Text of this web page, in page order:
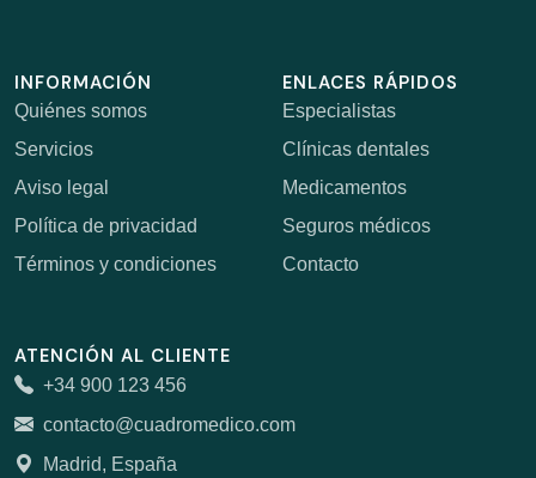
INFORMACIÓN
Quiénes somos
Servicios
Aviso legal
Política de privacidad
Términos y condiciones
ENLACES RÁPIDOS
Especialistas
Clínicas dentales
Medicamentos
Seguros médicos
Contacto
ATENCIÓN AL CLIENTE
+34 900 123 456
contacto@cuadromedico.com
Madrid, España